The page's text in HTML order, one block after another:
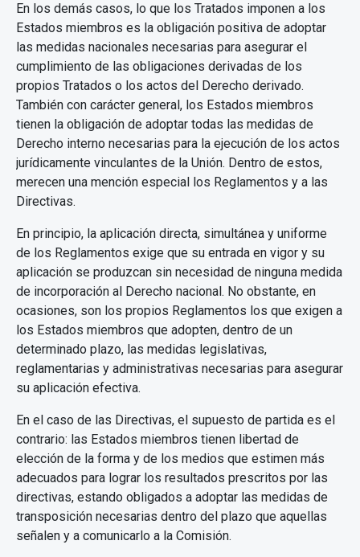
En los demás casos, lo que los Tratados imponen a los
Estados miembros es la obligación positiva de adoptar
las medidas nacionales necesarias para asegurar el
cumplimiento de las obligaciones derivadas de los
propios Tratados o los actos del Derecho derivado.
También con carácter general, los Estados miembros
tienen la obligación de adoptar todas las medidas de
Derecho interno necesarias para la ejecución de los actos
jurídicamente vinculantes de la Unión. Dentro de estos,
merecen una mención especial los Reglamentos y a las
Directivas.
En principio, la aplicación directa, simultánea y uniforme
de los Reglamentos exige que su entrada en vigor y su
aplicación se produzcan sin necesidad de ninguna medida
de incorporación al Derecho nacional. No obstante, en
ocasiones, son los propios Reglamentos los que exigen a
los Estados miembros que adopten, dentro de un
determinado plazo, las medidas legislativas,
reglamentarias y administrativas necesarias para asegurar
su aplicación efectiva.
En el caso de las Directivas, el supuesto de partida es el
contrario: las Estados miembros tienen libertad de
elección de la forma y de los medios que estimen más
adecuados para lograr los resultados prescritos por las
directivas, estando obligados a adoptar las medidas de
transposición necesarias dentro del plazo que aquellas
señalen y a comunicarlo a la Comisión.